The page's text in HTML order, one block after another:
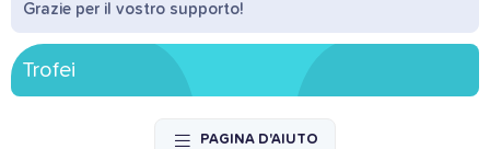
Grazie per il vostro supporto!
Trofei
PAGINA D'AIUTO